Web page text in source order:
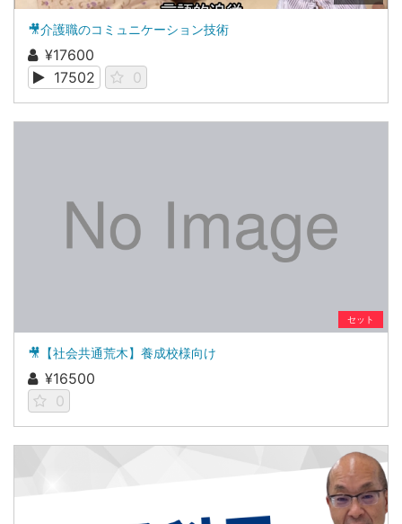
🎥介護職のコミュニケーション技術
¥17600
17502
0
セット
🎥【社会共通荒木】養成校様向け
¥16500
0